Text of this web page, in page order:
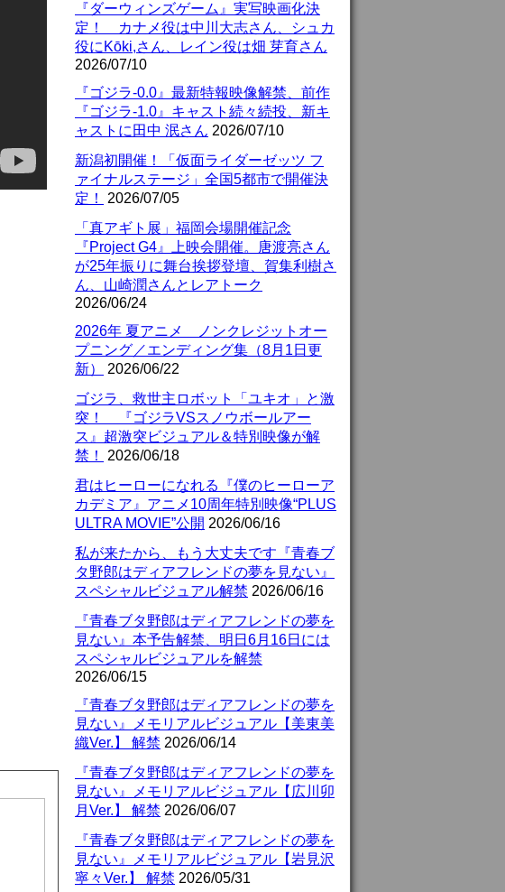
『ダーウィンズゲーム』実写映画化決
定！ カナメ役は中川大志さん、シュカ
役にKōki,さん、レイン役は畑 芽育さん
2026/07/10
『ゴジラ-0.0』最新特報映像解禁、前作
『ゴジラ-1.0』キャスト続々続投、新キ
ャストに田中 泯さん 2026/07/10
新潟初開催！「仮面ライダーゼッツ フ
ァイナルステージ」全国5都市で開催決
定！
2026/07/05
「真アギト展」福岡会場開催記念
『Project G4』上映会開催。唐渡亮さん
が25年振りに舞台挨拶登壇、賀集利樹さ
ん、山崎潤さんとレアトーク
2026/06/24
2026年 夏アニメ ノンクレジットオー
プニング／エンディング集（8月1日更
新）
2026/06/22
ゴジラ、救世主ロボット「ユキオ」と激
突！ 『ゴジラVSスノウボールアー
ス』超激突ビジュアル＆特別映像が解
禁！
2026/06/18
君はヒーローになれる『僕のヒーローア
カデミア』アニメ10周年特別映像“PLUS
ULTRA MOVIE”公開 2026/06/16
私が来たから、もう大丈夫です『青春ブ
タ野郎はディアフレンドの夢を見ない』
スペシャルビジュアル解禁 2026/06/16
『青春ブタ野郎はディアフレンドの夢を
見ない』本予告解禁、明日6月16日には
スペシャルビジュアルを解禁
2026/06/15
『青春ブタ野郎はディアフレンドの夢を
見ない』メモリアルビジュアル【美東美
織Ver.】 解禁 2026/06/14
『青春ブタ野郎はディアフレンドの夢を
見ない』メモリアルビジュアル【広川卯
月Ver.】 解禁 2026/06/07
『青春ブタ野郎はディアフレンドの夢を
見ない』メモリアルビジュアル【岩見沢
寧々Ver.】 解禁 2026/05/31